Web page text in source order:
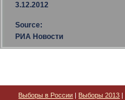
3.12.2012
Source:
РИА Новости
Выборы в России | Выборы 2013 |